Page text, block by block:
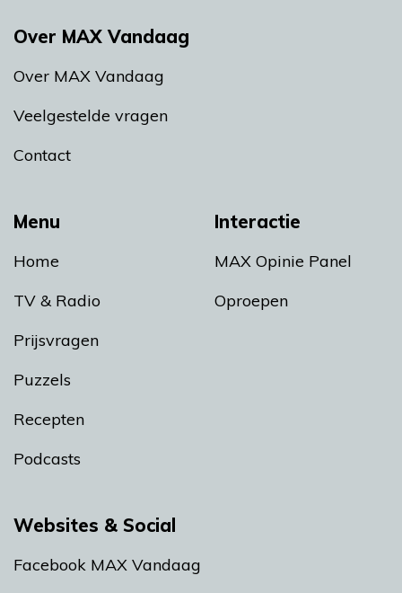
Menu
Home
TV & Radio
Prijsvragen
Puzzels
Recepten
Podcasts
Interactie
MAX Opinie Panel
Oproepen
Over MAX Vandaag
Over MAX Vandaag
Veelgestelde vragen
Contact
Websites & Social
Facebook MAX Vandaag